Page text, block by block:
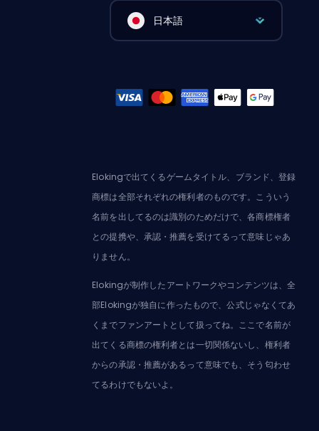
日本語
Elokingで出てくるゲームタイトル、ブランド、登録
商標は全部それぞれの権利者のものです。こういう
名前を出してるのは識別のためだけで、各商標権者
との提携や、承認・推薦を受けてるって意味じゃあ
りません。
Elokingが制作したアートワークやコンテンツは、全
部Elokingが独自に作ったもので、公式じゃなくてあ
くまでファンアートとして扱ってね。ここで名前が
出てくる商標の権利者とは一切関係ないし、権利者
からの承認・推薦があるって意味でも、そう匂わせ
てるわけでもないよ。